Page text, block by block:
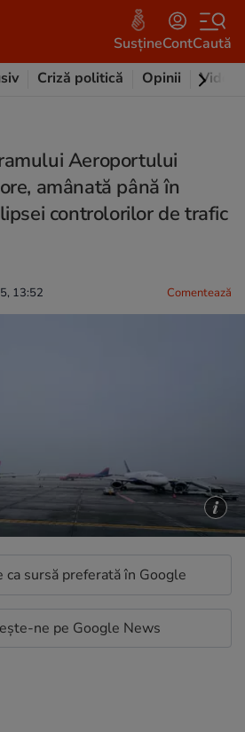
SusțineContCaută
Criză politică Opinii Video
Aeroportului
amânată până în
controlorilor de trafic
13:52 Comentează
ca sursă preferată în Google
ne pe Google News